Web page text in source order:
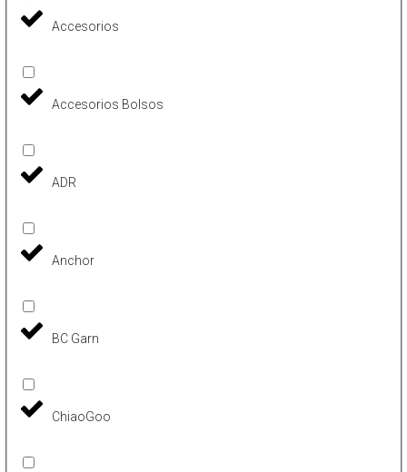
Accesorios
Accesorios Bolsos
ADR
Anchor
BC Garn
ChiaoGoo